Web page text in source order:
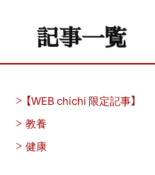
記事一覧
【WEB chichi 限定記事】
教養
健康